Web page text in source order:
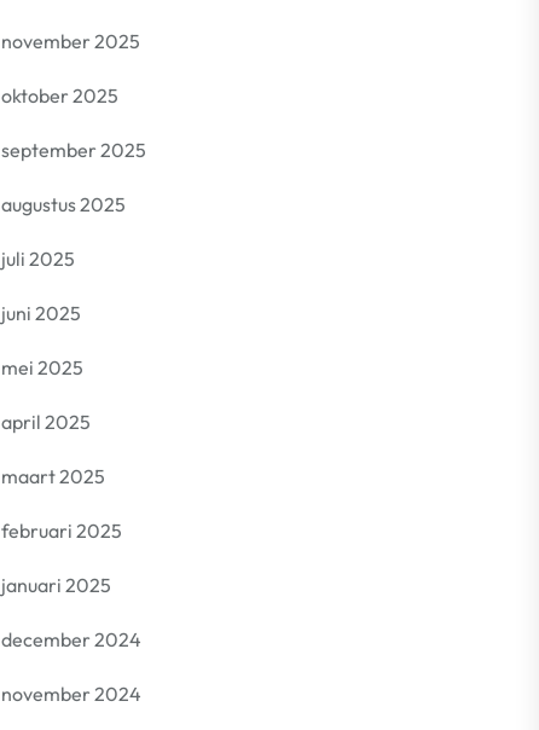
november 2025
oktober 2025
september 2025
augustus 2025
juli 2025
juni 2025
mei 2025
april 2025
maart 2025
februari 2025
januari 2025
december 2024
november 2024